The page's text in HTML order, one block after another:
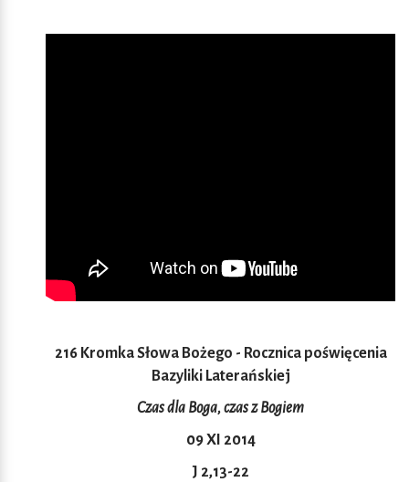
216 Kromka Słowa Bożego - Rocznica poświęcenia
Bazyliki Laterańskiej
Czas dla Boga, czas z Bogiem
09 XI 2014
J 2,13-22